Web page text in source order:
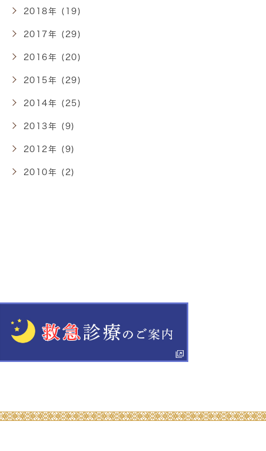
2018年 (19)
2017年 (29)
2016年 (20)
2015年 (29)
2014年 (25)
2013年 (9)
2012年 (9)
2010年 (2)